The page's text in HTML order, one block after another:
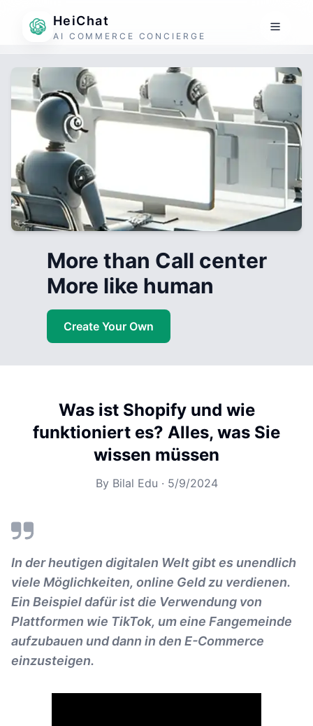
HeiChat
AI COMMERCE CONCIERGE
More than Call center
More like human
Create Your Own
Was ist Shopify und wie
funktioniert es? Alles, was Sie
wissen müssen
By Bilal Edu · 5/9/2024
In der heutigen digitalen Welt gibt es unendlich
viele Möglichkeiten, online Geld zu verdienen.
Ein Beispiel dafür ist die Verwendung von
Plattformen wie TikTok, um eine Fangemeinde
aufzubauen und dann in den E-Commerce
einzusteigen.